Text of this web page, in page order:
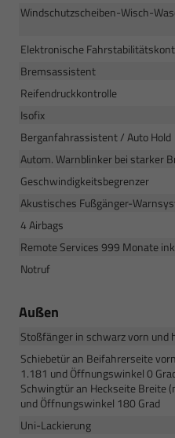
Windschutzscheiben-Wisch-
Elektronische
Bremsassistent
Reifendruckkontrolle
Isofix
Berganfahrassistent / Auto Hold
Autom. Warnblinker bei starker
Geschwindigkeitsbegrenzer
Akustisches Fußgänger-
4 Airbags
Remote Services 999 Monate
Notruf
Außen
Stoßfänger in schwarz vorn und
Schiebetür an Beifahrerseite
1.181 und Öffnungswinkel 0
Schwingtür an Heckseite Breite
und Öffnungswinkel 180 Grad
Uni-Lackierung